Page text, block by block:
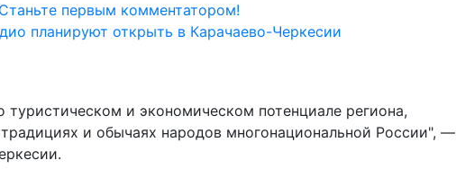
Станьте первым комментатором!
туристическом и экономическом потенциале региона,
традициях и обычаях народов многонациональной России", —